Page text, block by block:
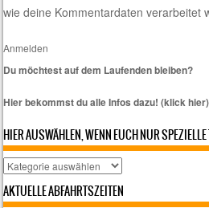
wie deine Kommentardaten verarbeitet
Anmelden
Du möchtest auf dem Laufenden bleiben?
Hier bekommst du alle Infos dazu! (klick hier)
HIER AUSWÄHLEN, WENN EUCH NUR
Hier
wenn
AKTUELLE ABFAHRTSZEITEN